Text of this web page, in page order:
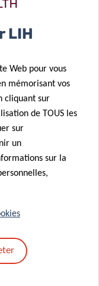
des données
LIH
Web pour vous
mémorisant vos
cliquant sur
de TOUS les
sur
un
sur la